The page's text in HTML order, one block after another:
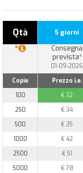
Qtà
*
Copie
100
250
500
1000
2500
5000
5 giorni
Consegna
prevista*
01-09-2026
Prezzo i.e.
€ 32
€ 34
€ 35
€ 42
€ 51
€ 78